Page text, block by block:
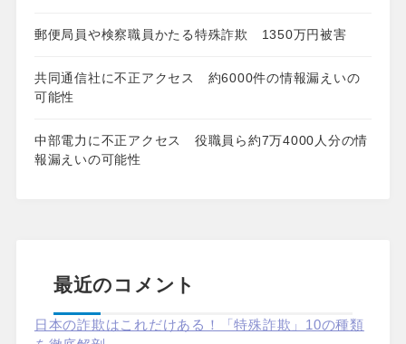
郵便局員や検察職員かたる特殊詐欺 1350万円被害
共同通信社に不正アクセス 約6000件の情報漏えいの
可能性
中部電力に不正アクセス 役職員ら約7万4000人分の情
報漏えいの可能性
最近のコメント
日本の詐欺はこれだけある！「特殊詐欺」10の種類